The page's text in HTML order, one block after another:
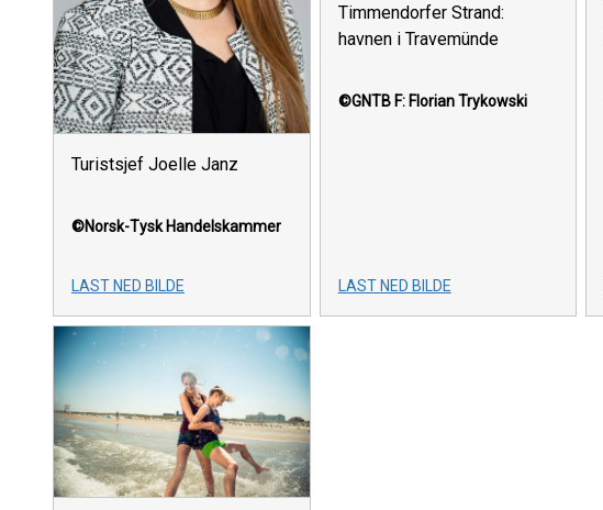
Turistsjef Joelle Janz
©Norsk-Tysk Handelskammer
LAST NED BILDE
Timmendorfer Strand:
havnen i Travemünde
©GNTB F: Florian Trykowski
LAST NED BILDE